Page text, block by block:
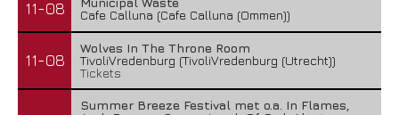
11-08
Cafe Calluna (Cafe Calluna (Ommen))
11-08
Wolves In The Throne Room
TivoliVredenburg (TivoliVredenburg (Utrecht))
Tickets
Summer Breeze Festival met o.a. In Flames,